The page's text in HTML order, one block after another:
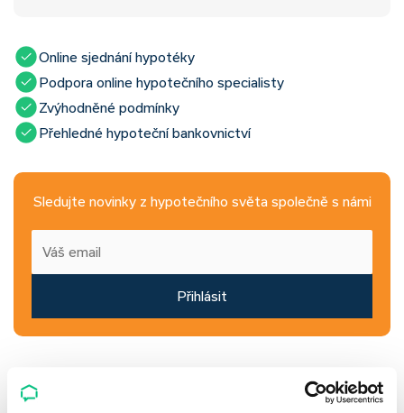
Online sjednání hypotéky
Podpora online hypotečního specialisty
Zvýhodněné podmínky
Přehledné hypoteční bankovnictví
Sledujte novinky z hypotečního světa společně s námi
Přihlásit
Napsali o nás